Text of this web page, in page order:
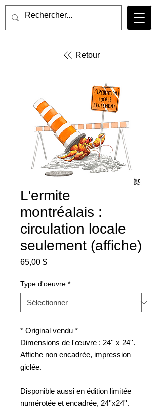
Retour
L'ermite
montréalais :
circulation locale
seulement (affiche)
65,00 $Prix
Type d'oeuvre *
* Original vendu *
Dimensions de l'œuvre : 24'' x 24''.
Affiche non encadrée, impression
giclée.
Disponible aussi en édition limitée
numérotée et encadrée, 24''x24''.